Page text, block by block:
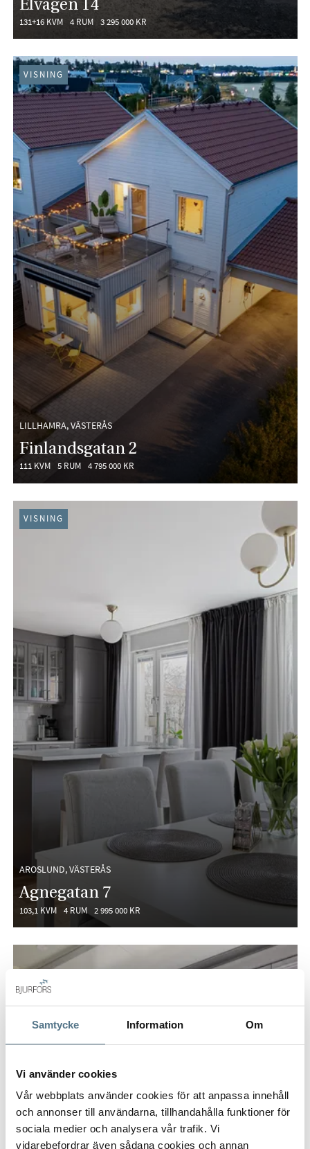
Samtycke Information Om
Vi använder cookies
Vår webbplats använder cookies för att anpassa innehåll
och annonser till användarna, tillhandahålla funktioner för
sociala medier och analysera vår trafik. Vi
vidarebefordrar även sådana cookies och annan
Elvägen 14
131+16 KVM 4 RUM 3 295 000 KR
LILLHAMRA, VÄSTERÅS
Finlandsgatan 2
111 KVM 5 RUM 4 795 000 KR
VISNING
AROSLUND, VÄSTERÅS
Agnegatan 7
103,1 KVM 4 RUM 2 995 000 KR
VISNING